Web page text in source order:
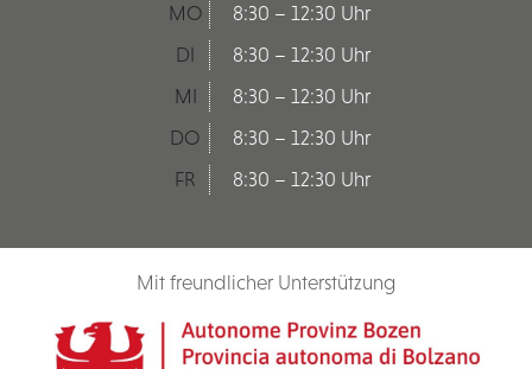
MO
8:30 – 12:30 Uhr
DI
8:30 – 12:30 Uhr
MI
8:30 – 12:30 Uhr
DO
8:30 – 12:30 Uhr
FR
8:30 – 12:30 Uhr
Mit freundlicher Unterstützung